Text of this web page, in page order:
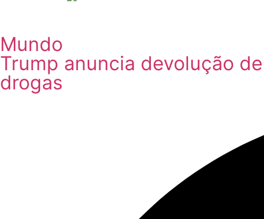
Mundo
Trump anuncia devolução
drogas